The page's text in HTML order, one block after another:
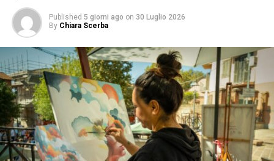
Published 5 giorni ago on 30 Luglio 2026
By Chiara Scerba